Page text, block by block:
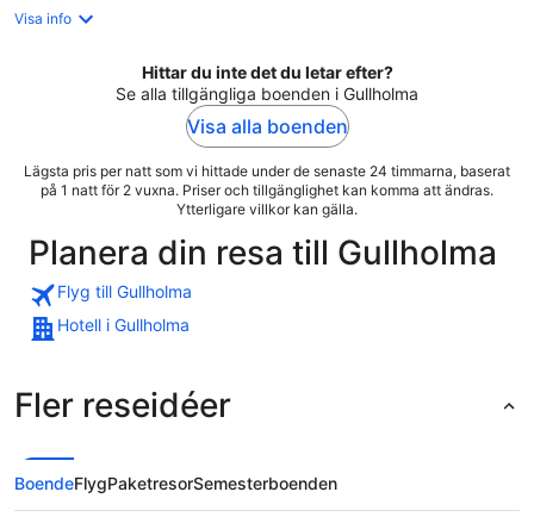
Visa info
Hittar du inte det du letar efter?
Se alla tillgängliga boenden i Gullholma
Visa alla boenden
Lägsta pris per natt som vi hittade under de senaste 24 timmarna, baserat
på 1 natt för 2 vuxna. Priser och tillgänglighet kan komma att ändras.
Ytterligare villkor kan gälla.
Planera din resa till Gullholma
Flyg till Gullholma
Hotell i Gullholma
Fler reseidéer
BoendeFlygPaketresorSemesterboenden